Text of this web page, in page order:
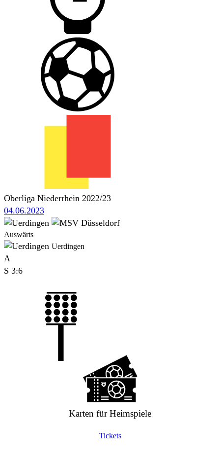
Oberliga Niederrhein 2022/23
04.06.2023
Auswärts
Uerdingen
A
S 3:6
Karten für Heimspiele
Tickets